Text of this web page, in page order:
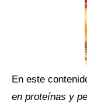
En este
en proteínas y